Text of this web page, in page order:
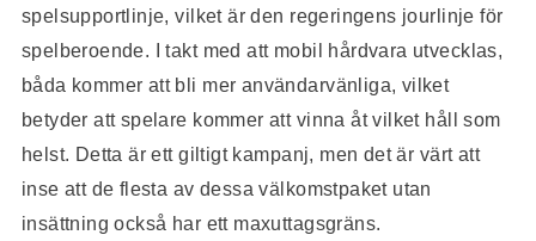
spelsupportlinje, vilket är den regeringens jourlinje för
spelberoende. I takt med att mobil hårdvara utvecklas,
båda kommer att bli mer användarvänliga, vilket
betyder att spelare kommer att vinna åt vilket håll som
helst. Detta är ett giltigt kampanj, men det är värt att
inse att de flesta av dessa välkomstpaket utan
insättning också har ett maxuttagsgräns.